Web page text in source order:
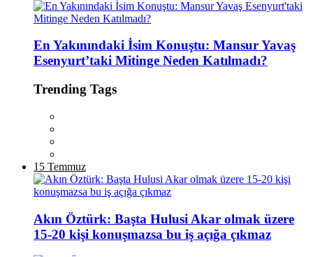
En Yakınındaki İsim Konuştu: Mansur Yavaş
Esenyurt’taki Mitinge Neden Katılmadı?
Trending Tags
15 Temmuz
Akın Öztürk: Başta Hulusi Akar olmak üzere
15-20 kişi konuşmazsa bu iş açığa çıkmaz